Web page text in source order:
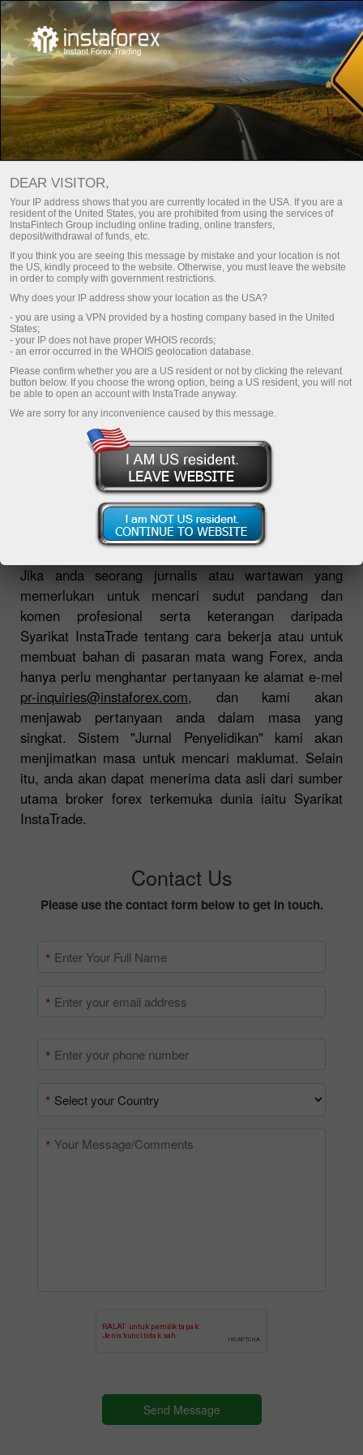
Utama Sokongan Jurnal Penyelidikan
Pertanyaan wartawan
Kami telah bersiap sedia untuk menjawab persoalan anda
mengenai operasi Kumpulan Syarikat InstaFintech: fakta,
komen, wawancara, foto, berita dan pengumuman.
Perkhidmatan ini hanya tersedia untuk para wartawan dan
wakil media massa.
Kami dengan senang hati untuk memberikan semua
maklumat yang diperlukan kepada anda secepat mungkin.
Hubungi Kami
Jika anda seorang jurnalis atau wartawan yang
memerlukan untuk mencari sudut pandang dan
komen profesional serta keterangan daripada
Syarikat InstaTrade tentang cara bekerja atau untuk
membuat bahan di pasaran mata wang Forex, anda
hanya perlu menghantar pertanyaan ke alamat e-mel
pr-inquiries@instaforex.com, dan kami akan
menjawab pertanyaan anda dalam masa yang
singkat. Sistem "Jurnal Penyelidikan" kami akan
menjimatkan masa untuk mencari maklumat. Selain
itu, anda akan dapat menerima data asli dari sumber
utama broker forex terkemuka dunia iaitu Syarikat
InstaTrade.
Contact Us
Please use the contact form below to get in touch.
DEAR VISITOR,
Your IP address shows that you are currently located in the USA. If you are a
resident of the United States, you are prohibited from using the services of
InstaFintech Group including online trading, online transfers,
deposit/withdrawal of funds, etc.
If you think you are seeing this message by mistake and your location is not
the US, kindly proceed to the website. Otherwise, you must leave the website
in order to comply with government restrictions.
Why does your IP address show your location as the USA?
- you are using a VPN provided by a hosting company based in the United
States;
- your IP does not have proper WHOIS records;
- an error occurred in the WHOIS geolocation database.
Please confirm whether you are a US resident or not by clicking the relevant
button below. If you choose the wrong option, being a US resident, you will not
be able to open an account with InstaTrade anyway.
We are sorry for any inconvenience caused by this message.